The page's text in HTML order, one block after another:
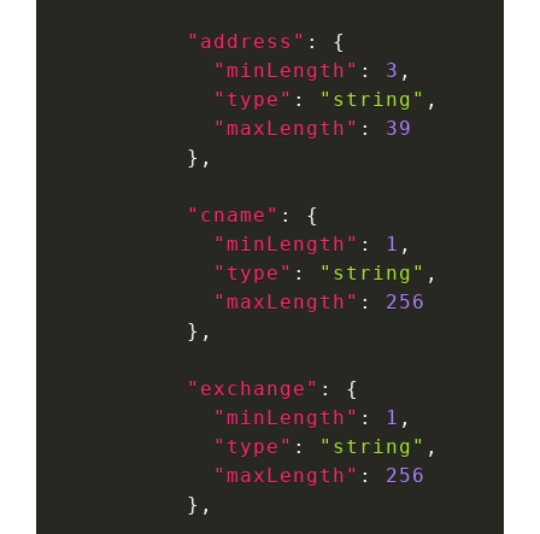
"address" :
{
"minLength" : 3 ,
"type" : "string" ,
"maxLength" :
39
} ,
"cname" :
{
"minLength" : 1 ,
"type" : "string" ,
"maxLength" :
256
} ,
"exchange" :
{
"minLength" : 1 ,
"type" : "string" ,
"maxLength" :
256
} ,